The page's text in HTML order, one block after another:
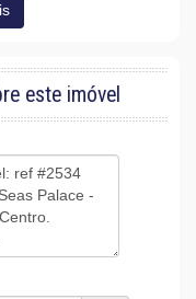
este imóvel